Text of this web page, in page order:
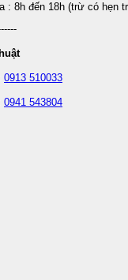
: 8h đến 18h (trừ có hẹn
0913 510033
0941 543804